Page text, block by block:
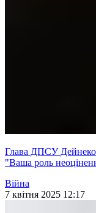
Глава ДПСУ Дейнеко
"Ваша роль
Війна
7 квітня 2025 12:17